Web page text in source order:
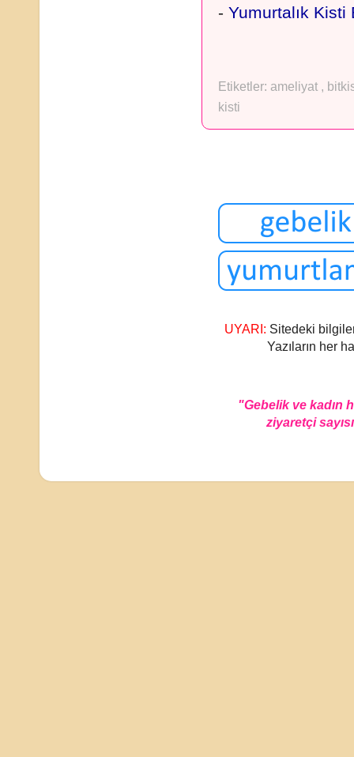
- Yumurtalık Kisti
Etiketler: ameliyat ,
kisti
UYARI: Sitedeki
Yazıların her
"Gebelik ve kadın
ziyaretçi